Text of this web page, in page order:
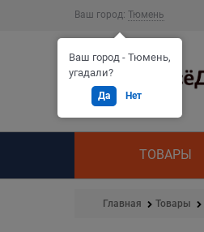
Ваш город: Тюмень
ТОВАРЫ
Главная Товары
Ваш город - Тюмень,
угадали?
Да Нет